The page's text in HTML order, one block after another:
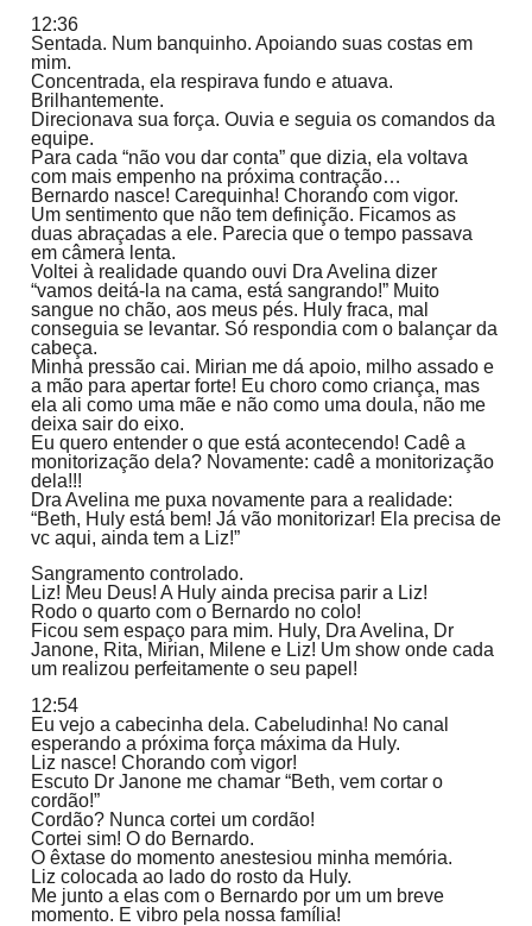
12:36
Sentada. Num banquinho. Apoiando suas costas em
mim.
Concentrada, ela respirava fundo e atuava.
Brilhantemente.
Direcionava sua força. Ouvia e seguia os comandos da
equipe.
Para cada “não vou dar conta” que dizia, ela voltava
com mais empenho na próxima contração…
Bernardo nasce! Carequinha! Chorando com vigor.
Um sentimento que não tem definição. Ficamos as
duas abraçadas a ele. Parecia que o tempo passava
em câmera lenta.
Voltei à realidade quando ouvi Dra Avelina dizer
“vamos deitá-la na cama, está sangrando!” Muito
sangue no chão, aos meus pés. Huly fraca, mal
conseguia se levantar. Só respondia com o balançar da
cabeça.
Minha pressão cai. Mirian me dá apoio, milho assado e
a mão para apertar forte! Eu choro como criança, mas
ela ali como uma mãe e não como uma doula, não me
deixa sair do eixo.
Eu quero entender o que está acontecendo! Cadê a
monitorização dela? Novamente: cadê a monitorização
dela!!!
Dra Avelina me puxa novamente para a realidade:
“Beth, Huly está bem! Já vão monitorizar! Ela precisa de
vc aqui, ainda tem a Liz!”
Sangramento controlado.
Liz! Meu Deus! A Huly ainda precisa parir a Liz!
Rodo o quarto com o Bernardo no colo!
Ficou sem espaço para mim. Huly, Dra Avelina, Dr
Janone, Rita, Mirian, Milene e Liz! Um show onde cada
um realizou perfeitamente o seu papel!
12:54
Eu vejo a cabecinha dela. Cabeludinha! No canal
esperando a próxima força máxima da Huly.
Liz nasce! Chorando com vigor!
Escuto Dr Janone me chamar “Beth, vem cortar o
cordão!”
Cordão? Nunca cortei um cordão!
Cortei sim! O do Bernardo.
O êxtase do momento anestesiou minha memória.
Liz colocada ao lado do rosto da Huly.
Me junto a elas com o Bernardo por um um breve
momento. E vibro pela nossa família!